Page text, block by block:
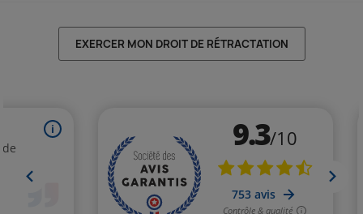
EXERCER MON DROIT DE RÉTRACTATION